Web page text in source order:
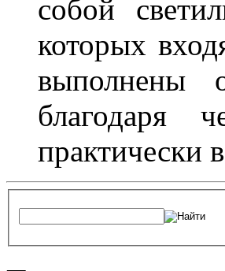
собой
которых
выполнены
благодаря
практически